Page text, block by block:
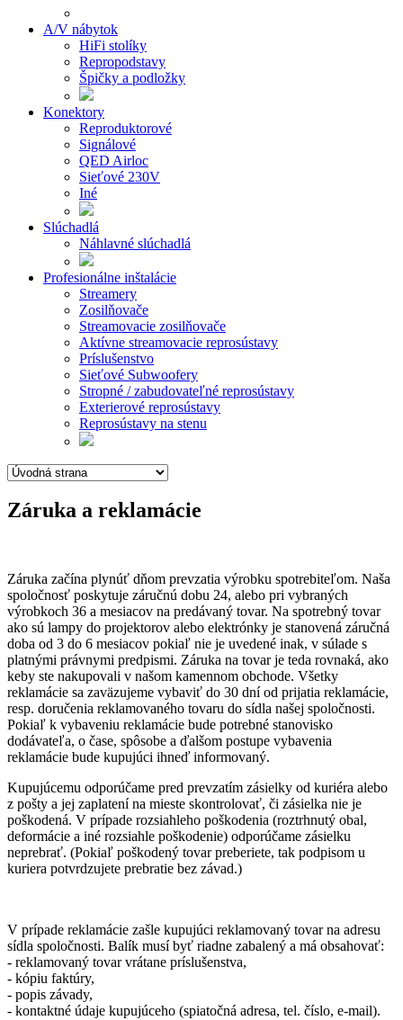
A/V nábytok
HiFi stolíky
Repropodstavy
Špičky a podložky
Konektory
Reproduktorové
Signálové
QED Airloc
Sieťové 230V
Iné
Slúchadlá
Náhlavné slúchadlá
Profesionálne inštalácie
Streamery
Zosilňovače
Streamovacie zosilňovače
Aktívne streamovacie reprosústavy
Príslušenstvo
Sieťové Subwoofery
Stropné / zabudovateľné reprosústavy
Exterierové reprosústavy
Reprosústavy na stenu
Záruka a reklamácie
Záruka začína plynúť dňom prevzatia výrobku spotrebiteľom. Naša
spoločnosť poskytuje záručnú dobu 24, alebo pri vybraných
výrobkoch 36 a mesiacov na predávaný tovar. Na spotrebný tovar
ako sú lampy do projektorov alebo elektrónky je stanovená záručná
doba od 3 do 6 mesiacov pokiaľ nie je uvedené inak, v súlade s
platnými právnymi predpismi. Záruka na tovar je teda rovnaká, ako
keby ste nakupovali v našom kamennom obchode. Všetky
reklamácie sa zaväzujeme vybaviť do 30 dní od prijatia reklamácie,
resp. doručenia reklamovaného tovaru do sídla našej spoločnosti.
Pokiaľ k vybaveniu reklamácie bude potrebné stanovisko
dodávateľa, o čase, spôsobe a ďalšom postupe vybavenia
reklamácie bude kupujúci ihneď informovaný.
Kupujúcemu odporúčame pred prevzatím zásielky od kuriéra alebo
z pošty a jej zaplatení na mieste skontrolovať, či zásielka nie je
poškodená. V prípade rozsiahleho poškodenia (roztrhnutý obal,
deformácie a iné rozsiahle poškodenie) odporúčame zásielku
neprebrať. (Pokiaľ poškodený tovar preberiete, tak podpisom u
kuriera potvrdzujete prebratie bez závad.)
V prípade reklamácie zašle kupujúci reklamovaný tovar na adresu
sídla spoločnosti. Balík musí byť riadne zabalený a má obsahovať:
- reklamovaný tovar vrátane príslušenstva,
- kópiu faktúry,
- popis závady,
- kontaktné údaje kupujúceho (spiatočná adresa, tel. číslo, e-mail).